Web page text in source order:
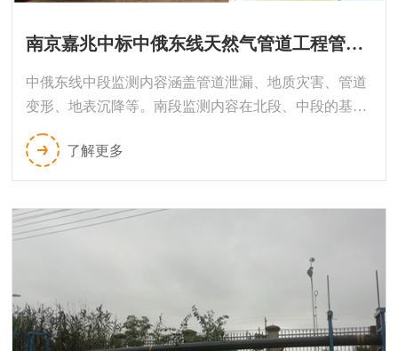
南京嘉兆中标中俄东线天然气管道工程管道本体及地灾监测系统项目
中俄东线中段监测内容涵盖管道泄漏、地质灾害、管道
变形、地表沉降等。南段监测内容在北段、中段的基础
上增加了一体化雨量、水位、次声、泥位和视频监测
站，以及分布式光纤应变测量系统，构成了全方位的管
道安全监测方案。
了解更多